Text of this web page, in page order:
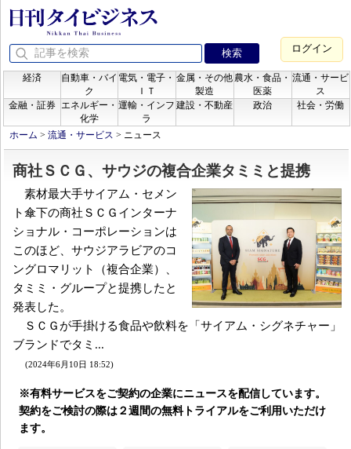
ログイン
経済
自動車・バイ
ク
電気・電子・
ＩＴ
金属・その他
製造
農水・食品・
医薬
流通・サービ
ス
金融・証券
エネルギー・
化学
運輸・インフ
ラ
建設・不動産 政治 社会・労働
ホーム > 流通・サービス > ニュース
商社ＳＣＧ、サウジの複合企業タミミと提携
素材最大手サイアム・セメン
ト傘下の商社ＳＣＧインターナ
ショナル・コーポレーションは
このほど、サウジアラビアのコ
ングロマリット（複合企業）、
タミミ・グループと提携したと
発表した。
ＳＣＧが手掛ける食品や飲料を「サイアム・シグネチャー」
ブランドでタミ...
(2024年6月10日 18:52)
※有料サービスをご契約の企業にニュースを配信しています。
契約をご検討の際は２週間の無料トライアルをご利用いただけ
ます。